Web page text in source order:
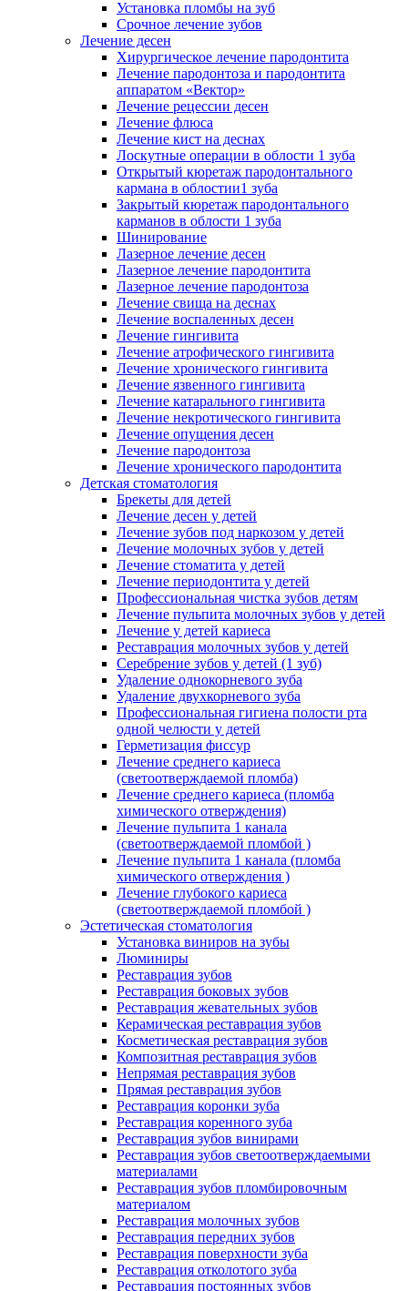
Установка пломбы на зуб
Срочное лечение зубов
Лечение десен
Хирургическое лечение пародонтита
Лечение пародонтоза и пародонтита
аппаратом «Вектор»
Лечение рецессии десен
Лечение флюса
Лечение кист на деснах
Лоскутные операции в облости 1 зуба
Открытый кюретаж пародонтального
кармана в облостии1 зуба
Закрытый кюретаж пародонтального
карманов в облости 1 зуба
Шинирование
Лазерное лечение десен
Лазерное лечение пародонтита
Лазерное лечение пародонтоза
Лечение свища на деснах
Лечение воспаленных десен
Лечение гингивита
Лечение атрофического гингивита
Лечение хронического гингивита
Лечение язвенного гингивита
Лечение катарального гингивита
Лечение некротического гингивита
Лечение опущения десен
Лечение пародонтоза
Лечение хронического пародонтита
Детская стоматология
Брекеты для детей
Лечение десен у детей
Лечение зубов под наркозом у детей
Лечение молочных зубов у детей
Лечение стоматита у детей
Лечение периодонтита у детей
Профессиональная чистка зубов детям
Лечение пульпита молочных зубов у детей
Лечение у детей кариеса
Реставрация молочных зубов у детей
Серебрение зубов у детей (1 зуб)
Удаление однокорневого зуба
Удаление двухкорневого зуба
Профессиональная гигиена полости рта
одной челюсти у детей
Герметизация фиссур
Лечение среднего кариеса
(светоотверждаемой пломба)
Лечение среднего кариеса (пломба
химического отверждения)
Лечение пульпита 1 канала
(светоотверждаемой пломбой )
Лечение пульпита 1 канала (пломба
химического отверждения )
Лечение глубокого кариеса
(светоотверждаемой пломбой )
Эстетическая стоматология
Установка виниров на зубы
Люминиры
Реставрация зубов
Реставрация боковых зубов
Реставрация жевательных зубов
Керамическая реставрация зубов
Косметическая реставрация зубов
Композитная реставрация зубов
Непрямая реставрация зубов
Прямая реставрация зубов
Реставрация коронки зуба
Реставрация коренного зуба
Реставрация зубов винирами
Реставрация зубов светоотверждаемыми
материалами
Реставрация зубов пломбировочным
материалом
Реставрация молочных зубов
Реставрация передних зубов
Реставрация поверхности зуба
Реставрация отколотого зуба
Реставрация постоянных зубов